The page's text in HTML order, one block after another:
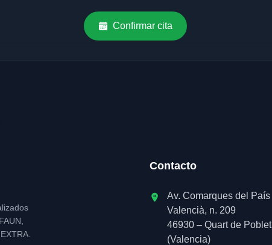
Confirmar cita
Contacto
Av. Comarques del País
Valencià, n. 209
46930 – Quart de Poblet
(Valencia)